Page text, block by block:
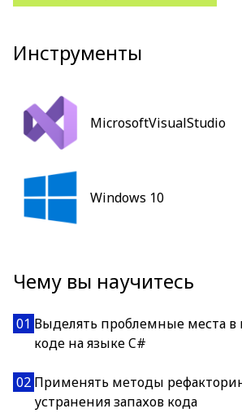
Инструменты
MicrosoftVisualStudio
Windows 10
Чему вы научитесь
01 Выделять проблемные места
коде на языке C#
02 Применять методы
устранения запахов кода